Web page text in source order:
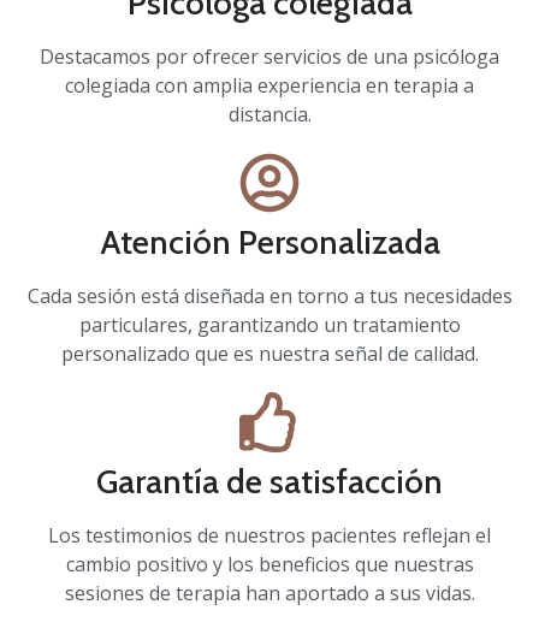
Destacamos por ofrecer servicios de una psicóloga
colegiada con amplia experiencia en terapia a
distancia.
Atención Personalizada
Cada sesión está diseñada en torno a tus necesidades
particulares, garantizando un tratamiento
personalizado que es nuestra señal de calidad.
Garantía de satisfacción
Los testimonios de nuestros pacientes reflejan el
cambio positivo y los beneficios que nuestras
sesiones de terapia han aportado a sus vidas.